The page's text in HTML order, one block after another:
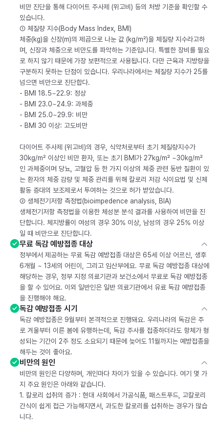
비만 진단을 통해 다이어트 주사제 (위고비) 등의 처방 기준을 확인할 수
있습니다.
① 체질량 지수(Body Mass Index, BMI)
체중(kg)을 신장(m)의 제곱으로 나눈 값 (kg/m²)을 체질량 지수라고하
며, 신장과 체중으로 비만도를 파악하는 기준입니다. 특별한 장비를 필요
로 하지 않기 때문에 가장 보편적으로 사용됩니다. 다만 근육과 지방량을
구분하지 못하는 단점이 있습니다. 우리나라에서는 체질량 지수가 25를
넘으면 비만으로 진단합다.
- BMI 18.5~22.9: 정상
- BMI 23.0~24.9: 과체중
- BMI 25.0~29.9: 비만
- BMI 30 이상: 고도비만
다이어트 주사제 (위고비)의 경우, 식약처로부터 초기 체질량지수가
30kg/m² 이상인 비만 환자, 또는 초기 BMI가 27kg/m² ~30kg/m²
인 과체중이며 당뇨, 고혈압 등 한 가지 이상의 체중 관련 동반 질환이 있
는 환자의 체중 감량 및 체중 관리를 위해 칼로리 저감 식이요법 및 신체
활동 증대의 보조제로서 투여하는 것으로 허가 받았습니다.
② 생체전기저항 측정법(bioimpedence analysis, BIA)
생체전기저항 측정법을 이용한 체성분 분석 결과를 사용하여 비만을 진
단합니다. 체지방률이 여성의 경우 30% 이상, 남성의 경우 25% 이상
일 때 비만으로 진단합니다.
무료 독감 예방접종 대상
정부에서 제공하는 무료 독감 예방접종 대상은 65세 이상 어르신, 생후
6개월 ~ 13세의 어린이, 그리고 임산부에요. 무료 독감 예방접종 대상에
해당하는 경우, 정부 지정 의료기관과 보건소에서 무료로 독감 예방접종
을 할 수 있어요. 이외 일반인은 일반 의료기관에서 유료 독감 예방접종
을 진행해야 해요.
독감 예방접종 시기
독감 예방접종은 9월부터 본격적으로 진행돼요. 우리나라의 독감은 주
로 겨울부터 이른 봄에 유행하는데, 독감 주사를 접종하더라도 항체가 형
성되는 기간이 2주 정도 소요되기 때문에 늦어도 11월까지는 예방접종을
해두는 것이 좋아요.
비만의 원인
비만의 원인은 다양하며, 개인마다 차이가 있을 수 있습니다. 여기 몇 가
지 주요 원인은 아래와 같습니다.
1. 칼로리 섭취의 증가 : 현대 사회에서 가공식품, 패스트푸드, 고칼로리
간식이 쉽게 접근 가능해지면서, 과도한 칼로리를 섭취하는 경우가 많습
니다.